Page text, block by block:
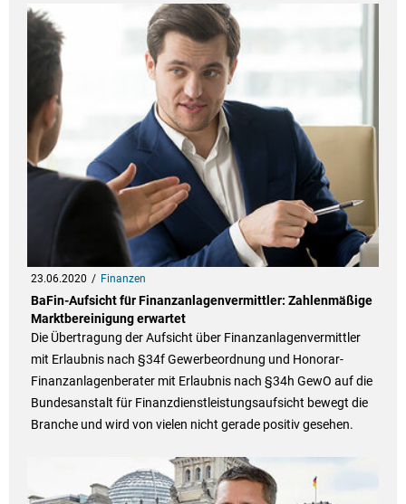
23.06.2020 Finanzen
BaFin-Aufsicht für Finanzanlagenvermittler: Zahlenmäßige
Marktbereinigung erwartet
Die Übertragung der Aufsicht über Finanzanlagenvermittler
mit Erlaubnis nach §34f Gewerbeordnung und Honorar-
Finanzanlagenberater mit Erlaubnis nach §34h GewO auf die
Bundesanstalt für Finanzdienstleistungsaufsicht bewegt die
Branche und wird von vielen nicht gerade positiv gesehen.